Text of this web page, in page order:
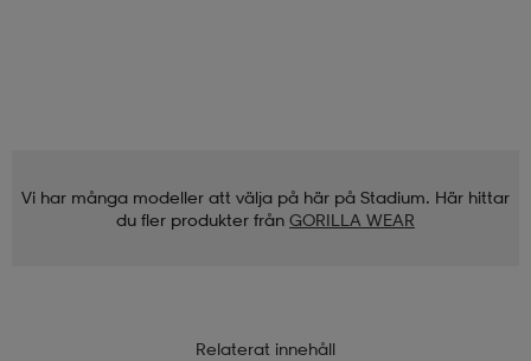
Vi har många modeller att välja på här på Stadium. Här hittar
du fler produkter från GORILLA WEAR
Relaterat innehåll